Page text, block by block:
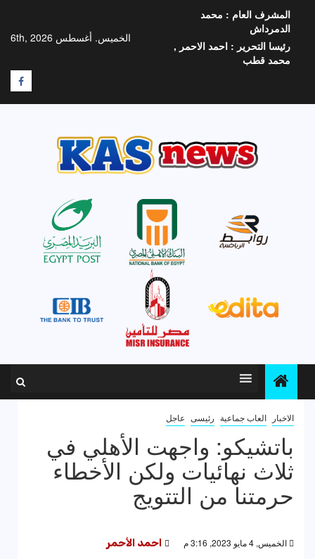
المحتوى
الخميس. أغسطس 6th, 2026
المشرف العام : محمد
الدمرداش
رئيسا التحرير : احمد الاحمر ,
محمد قطب
F
الاخبار العاب جماعية رئيسى عاجل
باتشيكو: واجهت الأهلي في
ثلاث نهائيات ولكن الأخطاء
حرمتنا من التتويج
الخميس, 4 مايو 2023, 3:16 م احمد الأحمر